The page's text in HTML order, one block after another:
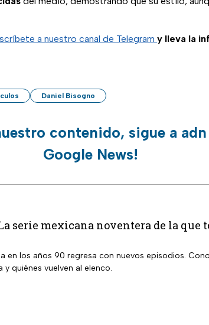
a nuestro canal de Telegram y lleva la
Daniel Bisogno
contenido, sigue a
Google News!
serie mexicana noventera de la que
en los años 90 regresa con nuevos episodios.
quiénes vuelven al elenco.